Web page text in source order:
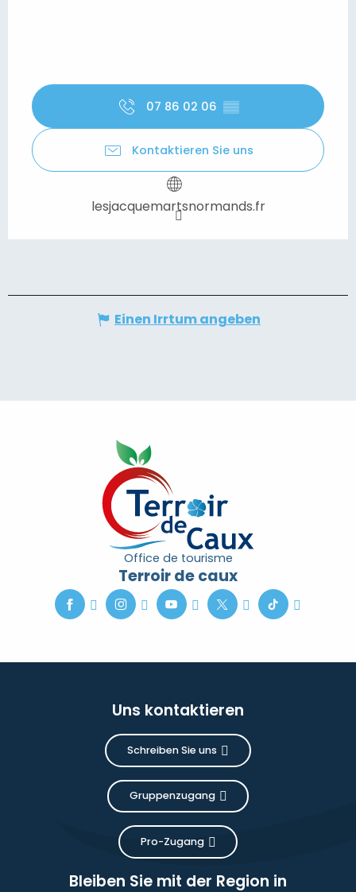
07 86 02 06 ▒▒
Kontaktieren Sie uns
lesjacquemartsnormands.fr
Einen Irrtum angeben
Office de tourisme
Terroir de caux
Uns kontaktieren
Schreiben Sie uns
Gruppenzugang
Pro-Zugang
Bleiben Sie mit der Region in